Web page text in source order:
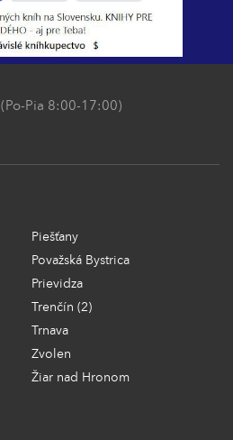
(Po-Pia 8:00-17:00)
Piešťany
Považská Bystrica
Prievidza
Trenčín (2)
Trnava
Zvolen
Žiar nad Hronom